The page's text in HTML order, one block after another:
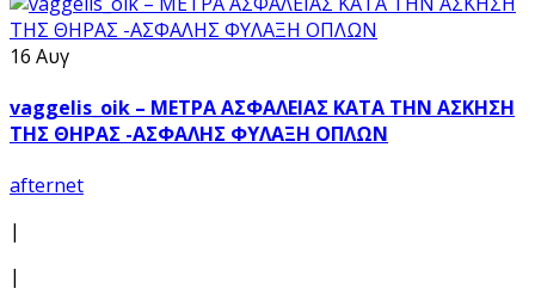
16 Αυγ
vaggelis_oik – ΜΕΤΡΑ ΑΣΦΑΛΕΙΑΣ ΚΑΤΑ ΤΗΝ ΑΣΚΗΣΗ
ΤΗΣ ΘΗΡΑΣ -ΑΣΦΑΛΗΣ ΦΥΛΑΞΗ ΟΠΛΩΝ
afternet
|
|